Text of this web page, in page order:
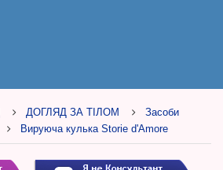
ДОГЛЯД ЗА ТІЛОМ
Засоби
Вируюча кулька Storie d'Amore